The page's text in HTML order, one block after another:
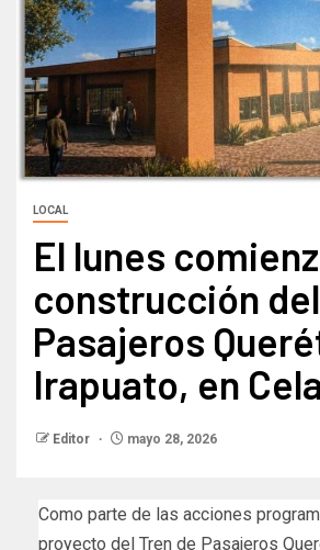
LOCAL
El lunes
construcción
Pasajeros
Irapuato, en
Editor mayo 28, 2026
Como parte de las acciones
proyecto del Tren de Pasajeros